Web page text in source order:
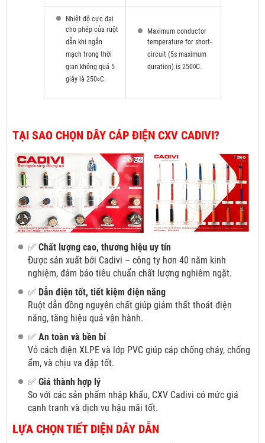
Nhiệt độ cực đại
cho phép của ruột
dẫn khi ngắn
mạch trong thời
gian không quá 5
giây là 250oC.
Maximum conductor
temperature for short-
circuit (5s maximum
duration) is 250OC.
TẠI SAO CHỌN DÂY CÁP ĐIỆN CXV CADIVI?
✅ Chất lượng cao, thương hiệu uy tín
Được sản xuất bởi Cadivi – công ty hơn 40 năm kinh
nghiệm, đảm bảo tiêu chuẩn chất lượng nghiêm ngặt.
✅ Dẫn điện tốt, tiết kiệm điện năng
Ruột dẫn đồng nguyên chất giúp giảm thất thoát điện
năng, tăng hiệu quả vận hành.
✅ An toàn và bền bỉ
Vỏ cách điện XLPE và lớp PVC giúp cáp chống cháy, chống
ẩm, và chịu va đập tốt.
✅ Giá thành hợp lý
So với các sản phẩm nhập khẩu, CXV Cadivi có mức giá
cạnh tranh và dịch vụ hậu mãi tốt.
LỰA CHỌN TIẾT DIỆN DÂY DẪN